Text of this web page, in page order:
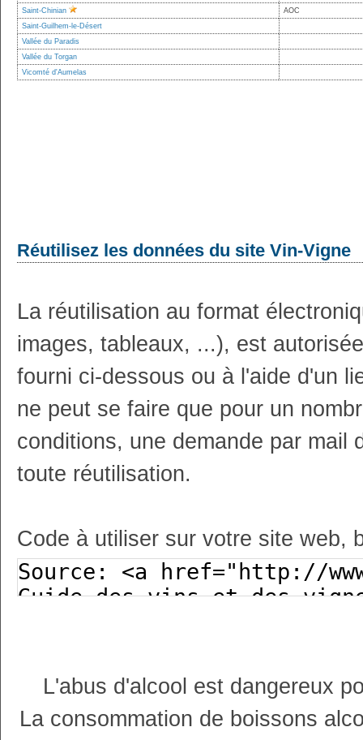
Saint-Chinian
AOC
Saint-Guilhem-le-Désert
Vallée du Paradis
Vallée du Torgan
Vicomté d'Aumelas
Réutilisez les données du site Vin-Vigne
La réutilisation au format
images, tableaux, ...), est
fourni ci-dessous ou à l'aide d'un
ne peut se faire que pour un
conditions, une demande par mail
toute réutilisation.
Code à utiliser sur votre site web,
L'abus d'alcool est dangereux
La consommation de boissons